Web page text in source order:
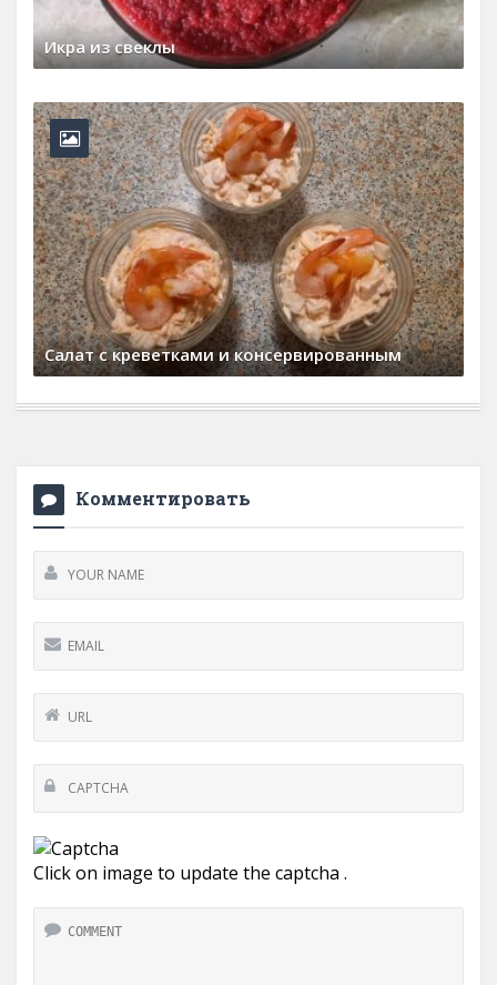
Икра из свеклы
Cалат с креветками и консервированным
Комментировать
Click on image to update the captcha .